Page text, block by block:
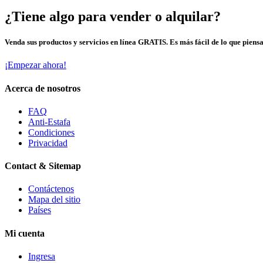
¿Tiene algo para vender o alquilar?
Venda sus productos y servicios en línea GRATIS. Es más fácil de lo que
¡Empezar ahora!
Acerca de nosotros
FAQ
Anti-Estafa
Condiciones
Privacidad
Contact & Sitemap
Contáctenos
Mapa del sitio
Países
Mi cuenta
Ingresa